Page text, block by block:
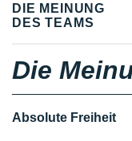
DIE MEINUNG
DES TEAMS
Die
Absolute Freiheit